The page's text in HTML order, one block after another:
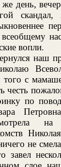
день,
скандал,
вопли.
наш
того с
честь
по
не